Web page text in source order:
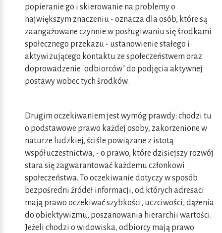
popieranie go i skierowanie na problemy o
największym znaczeniu - oznacza dla osób, które są
zaangażowane czynnie w posługiwaniu się środkami
społecznego przekazu - ustanowienie stałego i
aktywizującego kontaktu ze społeczeństwem oraz
doprowadzenie "odbiorców" do podjęcia aktywnej
postawy wobec tych środków.
Drugim oczekiwaniem jest wymóg prawdy: chodzi tu
o podstawowe prawo każdej osoby, zakorzenione w
naturze ludzkiej, ściśle powiązane z istotą
współuczestnictwa, - o prawo, które dzisiejszy rozwój
stara się zagwarantować każdemu członkowi
społeczeństwa. To oczekiwanie dotyczy w sposób
bezpośredni źródeł informacji, od których adresaci
mają prawo oczekiwać szybkości, uczciwości, dążenia
do obiektywizmu, poszanowania hierarchii wartości.
Jeżeli chodzi o widowiska, odbiorcy mają prawo